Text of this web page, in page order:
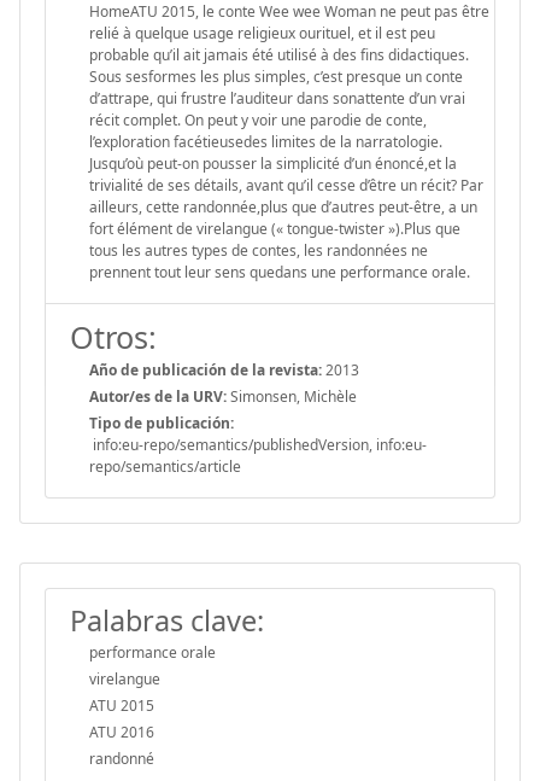
HomeATU 2015, le conte Wee wee Woman ne peut pas être
relié à quelque usage religieux ourituel, et il est peu
probable qu’il ait jamais été utilisé à des fins didactiques.
Sous sesformes les plus simples, c’est presque un conte
d’attrape, qui frustre l’auditeur dans sonattente d’un vrai
récit complet. On peut y voir une parodie de conte,
l’exploration facétieusedes limites de la narratologie.
Jusqu’où peut-on pousser la simplicité d’un énoncé,et la
trivialité de ses détails, avant qu’il cesse d’être un récit? Par
ailleurs, cette randonnée,plus que d’autres peut-être, a un
fort élément de virelangue (« tongue-twister »).Plus que
tous les autres types de contes, les randonnées ne
prennent tout leur sens quedans une performance orale.
Otros:
Año de publicación de la revista:2013
Autor/es de la URV:Simonsen, Michèle
Tipo de publicación:
info:eu-repo/semantics/publishedVersion, info:eu-
repo/semantics/article
Palabras clave:
performance orale
virelangue
ATU 2015
ATU 2016
randonné